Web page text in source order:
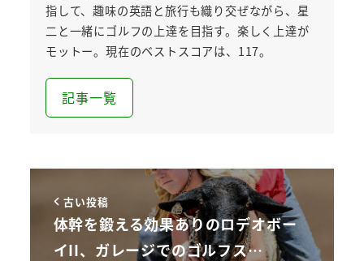
指して、趣味の英語と旅行も織り交ぜながら、星
二と一緒にゴルフの上達を目指す。楽しく上達が
モットー。現在のベストスコアは、117。
記事一覧
古い投稿
体幹を鍛える効果ありのロデオボー
イII、ガレージでのゴルフス…